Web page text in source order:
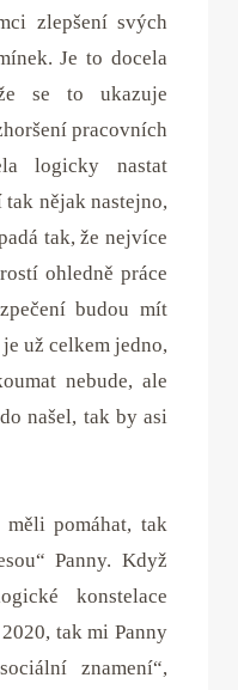
zlepšení svých
Je to docela
se to ukazuje
pracovních
logicky nastat
nějak nastejno,
tak, že nejvíce
ohledně práce
budou mít
už celkem jedno,
nebude, ale
našel, tak by asi
pomáhat, tak
Panny. Když
konstelace
tak mi Panny
znamení“,